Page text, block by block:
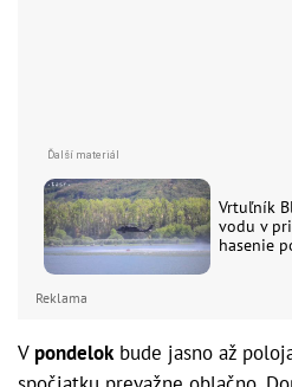
Vrtuľník
vodu v
hasenie
Reklama
V pondelokbude jasno až